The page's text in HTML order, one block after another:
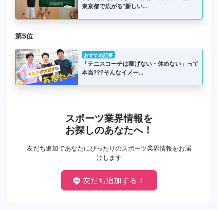
東京都で広がる“新しい…
第5位
おすすめ記事
「テニスコーチは稼げない・休めない」って
本当???そんなイメー…
スポーツ業界情報を
お探しのあなたへ！
友だち追加であなたにぴったりのスポーツ業界情報をお届
けします
友だち追加する！